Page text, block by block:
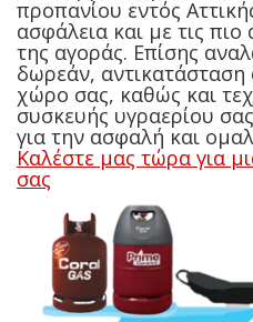
προπανίου εντός
ασφάλεια και με τις πιο
της αγοράς. Επίσης
δωρεάν,
χώρο σας, καθώς και
συσκευής υγραερίου
για την ασφαλή και
Καλέστε μας τώρα για
σας